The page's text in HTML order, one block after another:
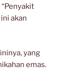
akan
yang
emas.